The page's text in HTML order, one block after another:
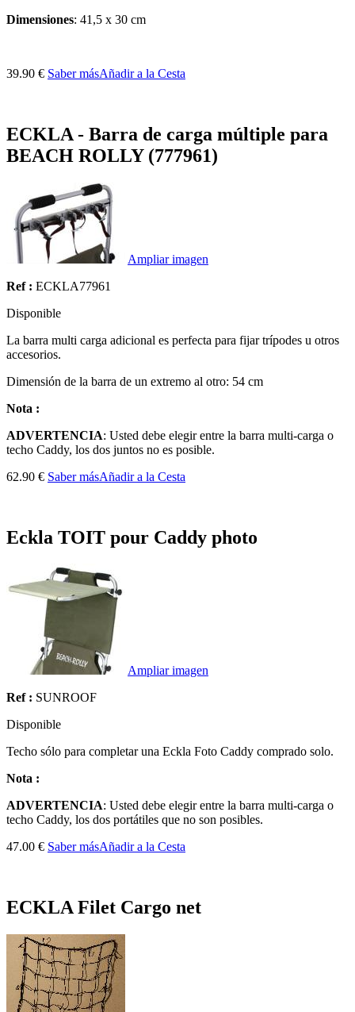
Dimensiones: 41,5 x 30 cm
39.90 € Saber másAñadir a la Cesta
ECKLA - Barra de carga múltiple para
BEACH ROLLY (777961)
Ampliar imagen
Ref : ECKLA77961
Disponible
La barra multi carga adicional es perfecta para fijar trípodes u otros
accesorios.
Dimensión de la barra de un extremo al otro: 54 cm
Nota :
ADVERTENCIA: Usted debe elegir entre la barra multi-carga o
techo Caddy, los dos juntos no es posible.
62.90 € Saber másAñadir a la Cesta
Eckla TOIT pour Caddy photo
Ampliar imagen
Ref : SUNROOF
Disponible
Techo sólo para completar una Eckla Foto Caddy comprado solo.
Nota :
ADVERTENCIA: Usted debe elegir entre la barra multi-carga o
techo Caddy, los dos portátiles que no son posibles.
47.00 € Saber másAñadir a la Cesta
ECKLA Filet Cargo net